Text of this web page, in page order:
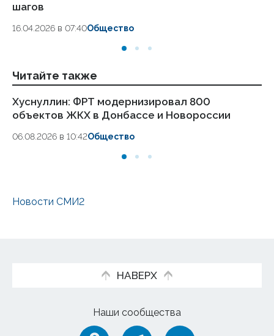
шагов
16.04.2026 в 07:40Общество
Читайте также
Хуснуллин: ФРТ модернизировал 800
объектов ЖКХ в Донбассе и Новороссии
06.08.2026 в 10:42Общество
Новости СМИ2
НАВЕРХ
Наши сообщества